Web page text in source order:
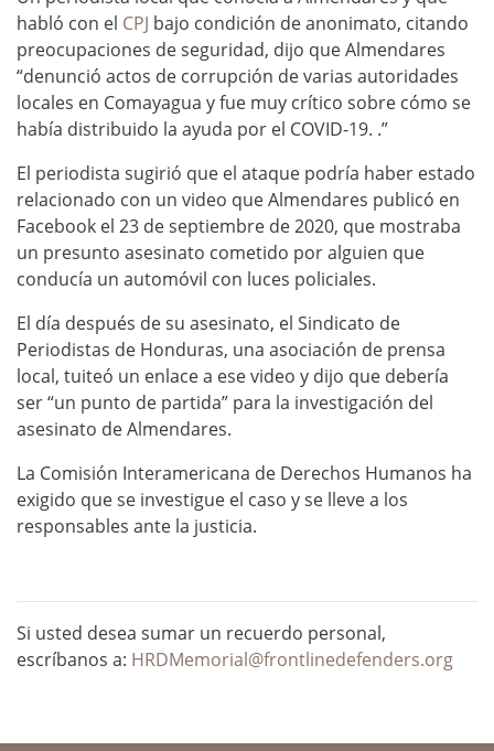
habló con el CPJ bajo condición de anonimato, citando
preocupaciones de seguridad, dijo que Almendares
“denunció actos de corrupción de varias autoridades
locales en Comayagua y fue muy crítico sobre cómo se
había distribuido la ayuda por el COVID-19. .”
El periodista sugirió que el ataque podría haber estado
relacionado con un video que Almendares publicó en
Facebook el 23 de septiembre de 2020, que mostraba
un presunto asesinato cometido por alguien que
conducía un automóvil con luces policiales.
El día después de su asesinato, el Sindicato de
Periodistas de Honduras, una asociación de prensa
local, tuiteó un enlace a ese video y dijo que debería
ser “un punto de partida” para la investigación del
asesinato de Almendares.
La Comisión Interamericana de Derechos Humanos ha
exigido que se investigue el caso y se lleve a los
responsables ante la justicia.
Si usted desea sumar un recuerdo personal,
escríbanos a: HRDMemorial@frontlinedefenders.org